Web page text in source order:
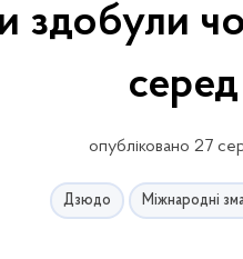
здобули
серед
опубліковано 27
Дзюдо Міжнародні